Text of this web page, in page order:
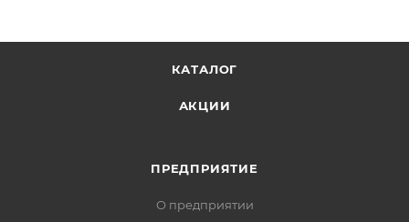
КАТАЛОГ
АКЦИИ
ПРЕДПРИЯТИЕ
О предприятии